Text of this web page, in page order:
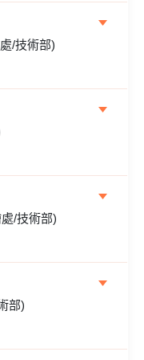
/技術部)
/技術部)
部)